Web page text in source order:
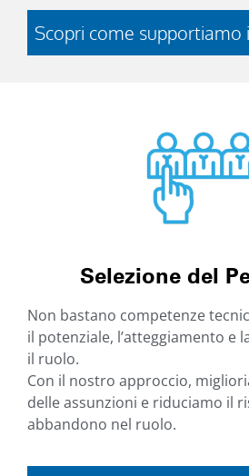
Scopri come
Selezione del
Non bastano competenze
il potenziale, l’atteggiamento e
il ruolo.
Con il nostro approccio,
delle assunzioni e riduciamo il
abbandono nel ruolo.Vai alla pagina